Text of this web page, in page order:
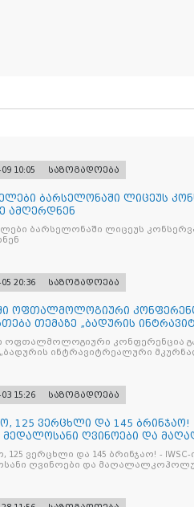
10:05 საზოგადოება
ბარსელონაში ლიცეუს
ამღერდნენ
ბარსელონაში ლიცეუს
20:36 საზოგადოება
ოფთალმოლოგიური
თემაზე „ბადურის
ოპტიმიზაცი
ოფთალმოლოგიური კონფერენცია
„ბადურის ინტრავიტრეალური
15:26 საზოგადოება
125 ვერცხლი და 145 ბრინჯაო! -
მედალოსანი ღვინოები და
125 ვერცხლი და 145 ბრინჯაო! - IWSC-
და მაღალალკოჰოლური სასმელები